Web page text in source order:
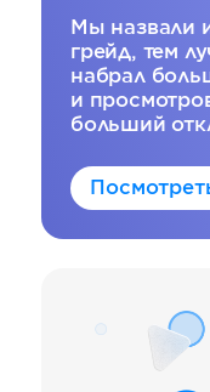
Мы назвали
грейд, тем
набрал
и
больший